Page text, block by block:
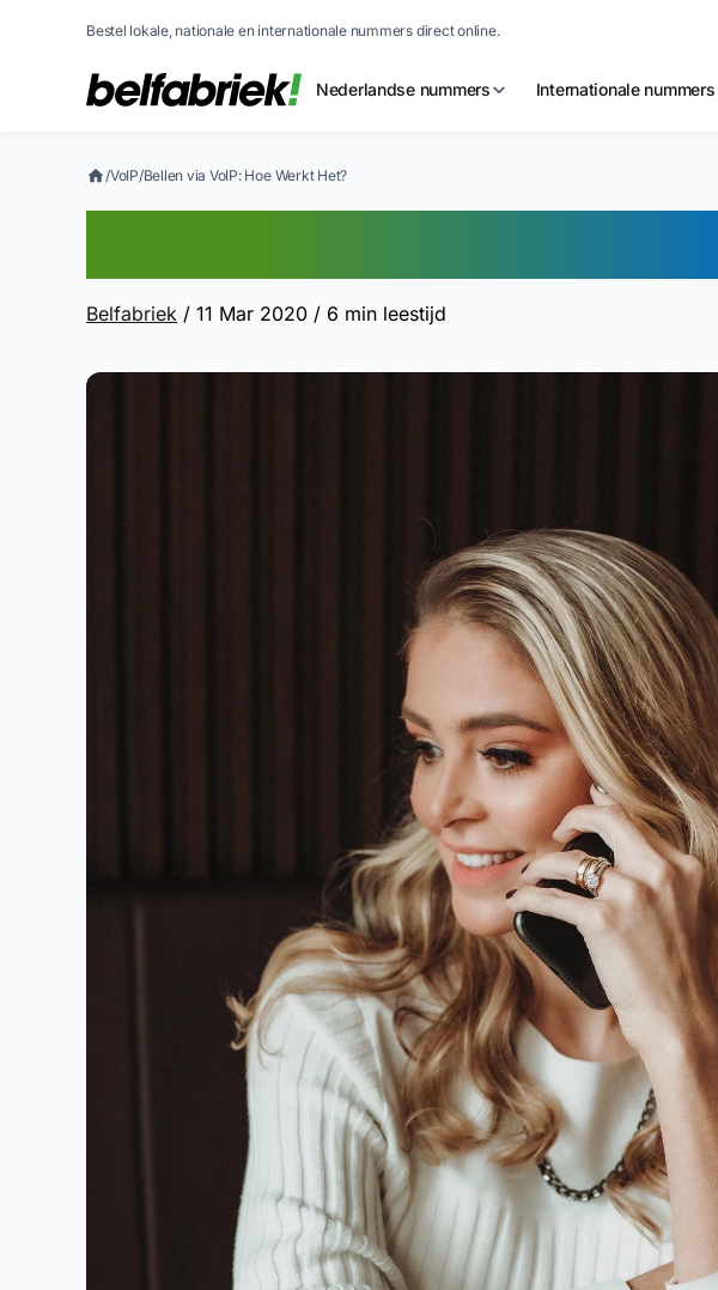
Bestel lokale, nationale en internationale nummers direct online.
Nederlandse nummers Internationale nummers
/VoIP/Bellen via VoIP: Hoe Werkt Het?
Belfabriek / 11 Mar 2020 / 6 min leestijd